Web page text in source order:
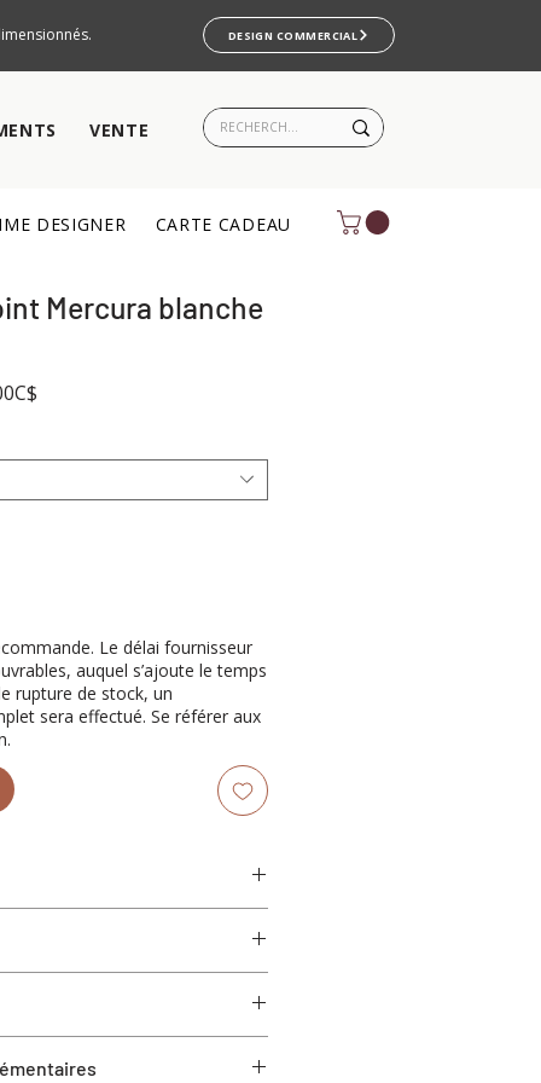
DESIGN COMMERCIAL
VENTE
DESIGNER CARTE CADEAU
Mercura blanche
Le délai fournisseur
auquel s’ajoute le temps
rupture de stock, un
sera effectué. Se référer aux
total du colis)